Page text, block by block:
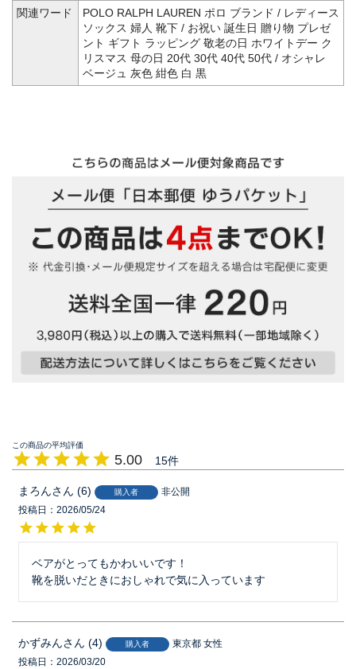
関連ワード
POLO RALPH LAUREN ポロ ブランド / レディース
ソックス 婦人 靴下 / お祝い 誕生日 贈り物 プレゼ
ント ギフト ラッピング 敬老の日 ホワイトデー ク
リスマス 母の日 20代 30代 40代 50代 / オシャレ
ベージュ 灰色 紺色 白 黒
5.00 15
まろん 6 購入者
非公開
投稿日
2026/05/24
ベアがとってもかわいいです！
靴を脱いだときにおしゃれで気に入っています
かずみん 4 購入者 東京都 女性
投稿日
2026/03/20